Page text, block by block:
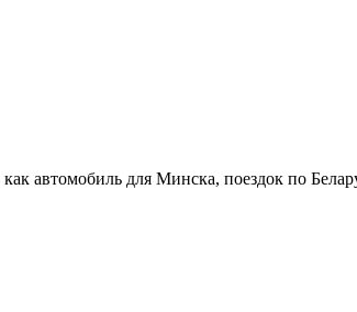
как автомобиль для Минска, поездок по